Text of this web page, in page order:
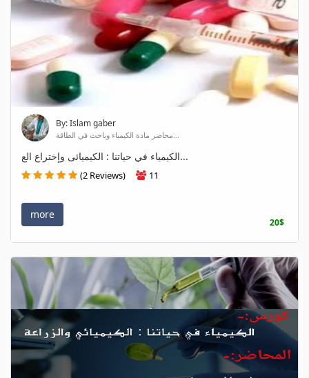
By: Islam gaber
محاضر مادة الكيمياء وباحث في الطاقة...
الكيمياء في حياتنا : الكيميائى وإختراع الع...
(2 Reviews) 11
more
20$